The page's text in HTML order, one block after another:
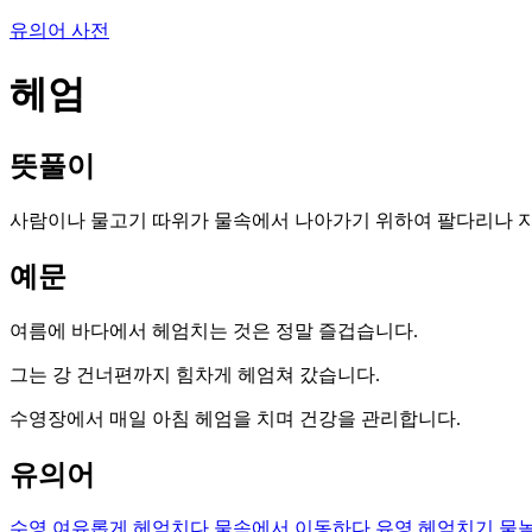
유의어 사전
헤엄
뜻풀이
사람이나 물고기 따위가 물속에서 나아가기 위하여 팔다리나
예문
여름에 바다에서 헤엄치는 것은 정말 즐겁습니다.
그는 강 건너편까지 힘차게 헤엄쳐 갔습니다.
수영장에서 매일 아침 헤엄을 치며 건강을 관리합니다.
유의어